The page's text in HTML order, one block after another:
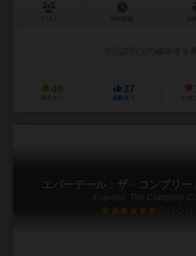
48
興味あり
37
経験あり お気
エバーデール：ザ・コンプリー
Everdell: The Complete